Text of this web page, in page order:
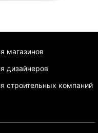
магазинов
дизайнеров
строительных компаний